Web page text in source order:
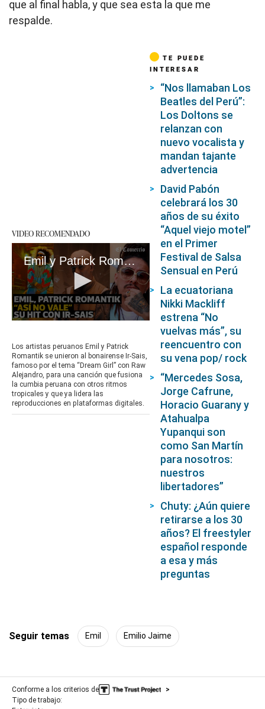
que al final habla, y que sea esta la que me
respalde.
VIDEO RECOMENDADO
Emil y Patrick Romantik hablan de “Así no vale”, su hit con Ir-Sais
of
32
minutes,
6
seconds
Los artistas peruanos Emil y Patrick
Romantik se unieron al bonairense Ir-Sais,
famoso por el tema “Dream Girl” con Raw
Alejandro, para una canción que fusiona
la cumbia peruana con otros ritmos
tropicales y que ya lidera las
reproducciones en plataformas digitales.
TE PUEDE
INTERESAR
“Nos llamaban Los
Beatles del Perú”:
Los Doltons se
relanzan con
nuevo vocalista y
mandan tajante
advertencia
David Pabón
celebrará los 30
años de su éxito
“Aquel viejo motel”
en el Primer
Festival de Salsa
Sensual en Perú
La ecuatoriana
Nikki Mackliff
estrena “No
vuelvas más”, su
reencuentro con
su vena pop/ rock
“Mercedes Sosa,
Jorge Cafrune,
Horacio Guarany y
Atahualpa
Yupanqui son
como San Martín
para nosotros:
nuestros
libertadores”
Chuty: ¿Aún quiere
retirarse a los 30
años? El freestyler
español responde
a esa y más
preguntas
Seguir temas Emil Emilio Jaime
Conforme a los criterios de
Tipo de trabajo: